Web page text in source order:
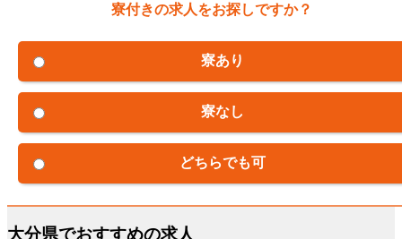
寮付きの求人をお探しですか？
寮あり
寮なし
どちらでも可
大分県でおすすめの求人